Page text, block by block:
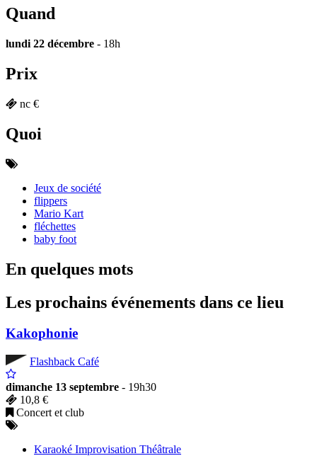
Quand
lundi 22 décembre - 18h
Prix
nc €
Quoi
Jeux de société
flippers
Mario Kart
fléchettes
baby foot
En quelques mots
Les prochains événements dans ce lieu
Kakophonie
Flashback Café
dimanche 13 septembre - 19h30
10,8 €
Concert et club
Karaoké Improvisation Théâtrale